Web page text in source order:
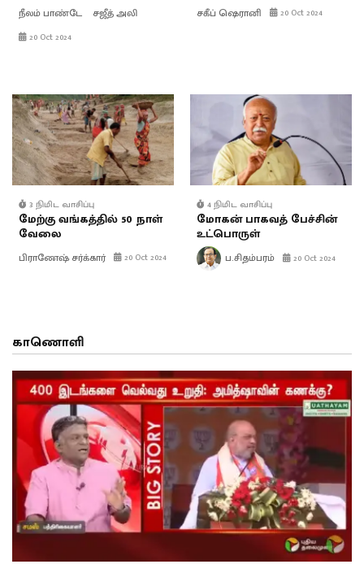
நீலம் பாண்டே சஜீத் அலி
20 Oct 2024
சகீப் ஷெரானி 20 Oct 2024
3 நிமிட வாசிப்பு
மேற்கு வங்கத்தில் 50 நாள்
வேலை
பிராணேஷ் சர்க்கார் 20 Oct 2024
4 நிமிட வாசிப்பு
மோகன் பாகவத் பேச்சின்
உட்பொருள்
ப.சிதம்பரம் 20 Oct 2024
காணொளி